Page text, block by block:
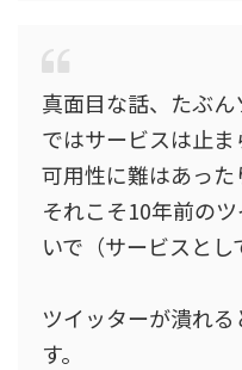
真面目な話、たぶ
ではサービスは止ま
可用性に難はあった
それこそ10年前の
いで（サービスとし
ツイッターが潰れ
す。